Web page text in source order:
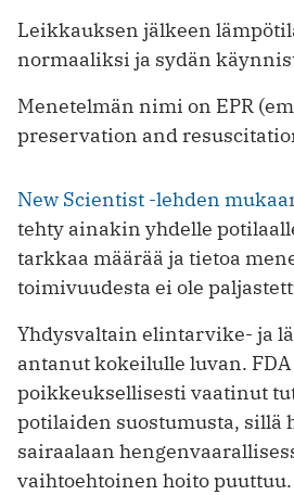
Leikkauksen jälkeen
normaaliksi ja sydän
Menetelmän nimi on EPR
preservation and
New Scientist -lehden
tehty ainakin yhdelle
tarkkaa määrää ja tietoa
toimivuudesta ei ole
Yhdysvaltain elintarvike- ja
antanut kokeilulle luvan. FDA
poikkeuksellisesti vaatinut
potilaiden suostumusta, sillä
sairaalaan
vaihtoehtoinen hoito